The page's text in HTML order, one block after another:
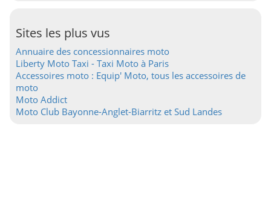
Sites les plus vus
Annuaire des concessionnaires moto
Liberty Moto Taxi - Taxi Moto à Paris
Accessoires moto : Equip' Moto, tous les accessoires de
moto
Moto Addict
Moto Club Bayonne-Anglet-Biarritz et Sud Landes